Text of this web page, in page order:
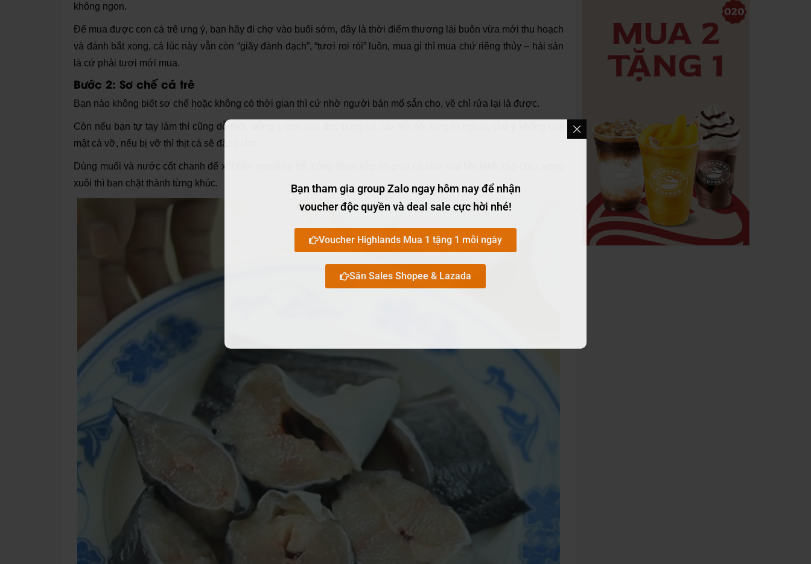
không ngon.
Để mua được con cá trê ưng ý, bạn hãy đi chợ vào buổi sớm, đây là thời điểm thương lái buôn vừa mới thu hoạch
và đánh bắt xong, cá lúc này vẫn còn “giãy đành đạch”, “tươi roi rói” luôn, mua gì thì mua chứ riêng thủy – hải sản
là cứ phải tươi mới mua.
Bước 2: Sơ chế cá trê
Bạn nào không biết sơ chế hoặc không có thời gian thì cứ nhờ người bán mổ sẵn cho, về chỉ rửa lại là được.
Còn nếu bạn tự tay làm thì cũng dễ thôi, dùng 1 con dao dọc bụng cá, lấy hết nội tạng ra ngoài, chú ý không làm
mật cá vỡ, nếu bị vỡ thì thịt cá sẽ đắng lắm.
Dùng muối và nước cốt chanh để xát bên ngoài cá trê, công đoạn này sẽ giúp cá khử mùi hôi tanh khó chịu, xong
xuôi thì bạn chặt thành từng khúc.
Bạn tham gia group Zalo ngay hôm nay để nhận
voucher độc quyền và deal sale cực hời nhé!
Voucher Highlands Mua 1 tặng 1 mỗi ngày
Săn Sales Shopee & Lazada